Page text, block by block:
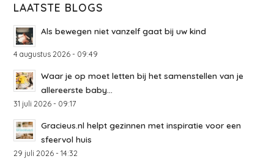
LAATSTE BLOGS
Als bewegen niet vanzelf gaat bij uw kind
4 augustus 2026 - 09:49
Waar je op moet letten bij het samenstellen van je
allereerste baby...
31 juli 2026 - 09:17
Gracieus.nl helpt gezinnen met inspiratie voor een
sfeervol huis
29 juli 2026 - 14:32